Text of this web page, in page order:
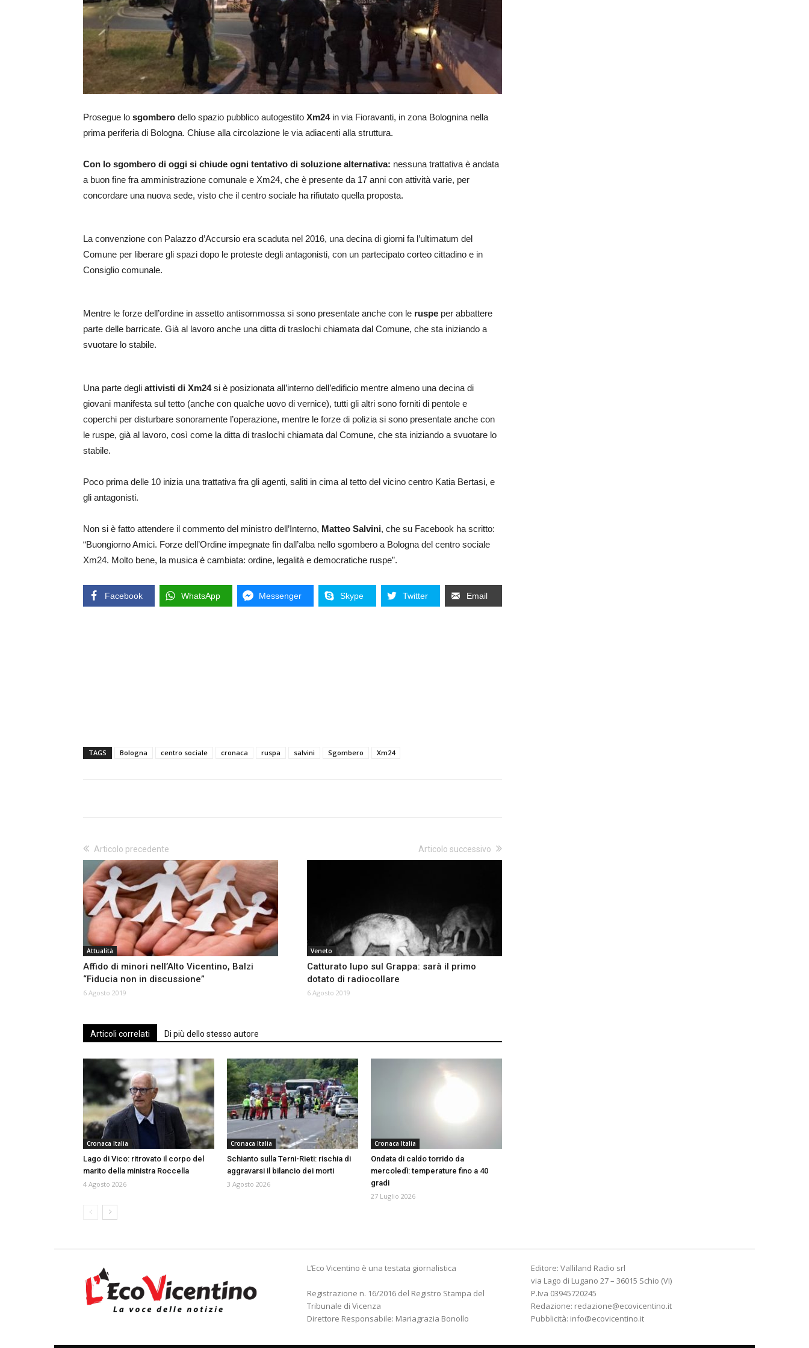
Prosegue lo sgombero dello spazio pubblico autogestito Xm24in via Fioravanti, in zona Bolognina nella
prima periferia di Bologna. Chiuse alla circolazione le via adiacenti alla struttura.
Con lo sgombero di oggi si chiude ogni tentativo di soluzione alternativa: nessuna trattativa è andata
a buon fine fra amministrazione comunale e Xm24, che è presente da 17 anni con attività varie, per
concordare una nuova sede, visto che il centro sociale ha rifiutato quella proposta.
La convenzione con Palazzo d’Accursio era scaduta nel 2016, una decina di giorni fa l’ultimatum del
Comune per liberare gli spazi dopo le proteste degli antagonisti, con un partecipato corteo cittadino e in
Consiglio comunale.
Mentre le forze dell’ordine in assetto antisommossa si sono presentate anche con le ruspe per abbattere
parte delle barricate. Già al lavoro anche una ditta di traslochi chiamata dal Comune, che sta iniziando a
svuotare lo stabile.
Una parte degli attivisti di Xm24si è posizionata all’interno dell’edificio mentre almeno una decina di
giovani manifesta sul tetto (anche con qualche uovo di vernice), tutti gli altri sono forniti di pentole e
coperchi per disturbare sonoramente l’operazione, mentre le forze di polizia si sono presentate anche con
le ruspe, già al lavoro, così come la ditta di traslochi chiamata dal Comune, che sta iniziando a svuotare lo
stabile.
Poco prima delle 10 inizia una trattativa fra gli agenti, saliti in cima al tetto del vicino centro Katia Bertasi, e
gli antagonisti.
Non si è fatto attendere il commento del ministro dell’Interno, Matteo Salvini, che su Facebook ha scritto:
“Buongiorno Amici. Forze dell’Ordine impegnate fin dall’alba nello sgombero a Bologna del centro sociale
Xm24. Molto bene, la musica è cambiata: ordine, legalità e democratiche ruspe”.
Facebook WhatsApp Messenger Skype Twitter Email
TAGS Bologna centro sociale cronaca ruspa salvini Sgombero Xm24
Articolo precedente
Attualità
Affido di minori nell’Alto Vicentino, Balzi
“Fiducia non in discussione”
6 Agosto 2019
Articolo successivo
Veneto
Catturato lupo sul Grappa: sarà il primo
dotato di radiocollare
6 Agosto 2019
Articoli correlati Di più dello stesso autore
Cronaca Italia
Lago di Vico: ritrovato il corpo del
marito della ministra Roccella
4 Agosto 2026
Cronaca Italia
Schianto sulla Terni-Rieti: rischia di
aggravarsi il bilancio dei morti
3 Agosto 2026
Cronaca Italia
Ondata di caldo torrido da
mercoledì: temperature fino a 40
gradi
27 Luglio 2026
L’Eco Vicentino è una testata giornalistica
Registrazione n. 16/2016 del Registro Stampa del
Tribunale di Vicenza
Direttore Responsabile: Mariagrazia Bonollo
Editore: Valliland Radio srl
via Lago di Lugano 27 – 36015 Schio (VI)
P.Iva 03945720245
Redazione: redazione@ecovicentino.it
Pubblicità: info@ecovicentino.it